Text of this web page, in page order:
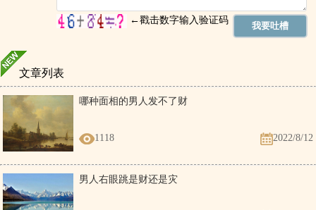
文章列表
哪种面相的男人发不了财
1118 2022/8/12
男人右眼跳是财还是灾